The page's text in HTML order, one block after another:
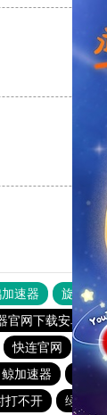
速器 旋风加
官网下载安卓
快连官网
毒
鲸加速器
银河
打不开 绿茶加